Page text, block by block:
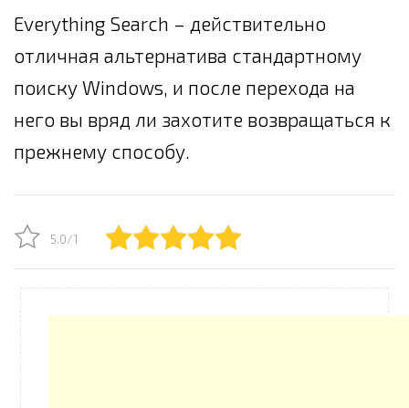
Everything Search – действительно
отличная альтернатива стандартному
поиску Windows, и после перехода на
него вы вряд ли захотите возвращаться к
прежнему способу.
5.0/1